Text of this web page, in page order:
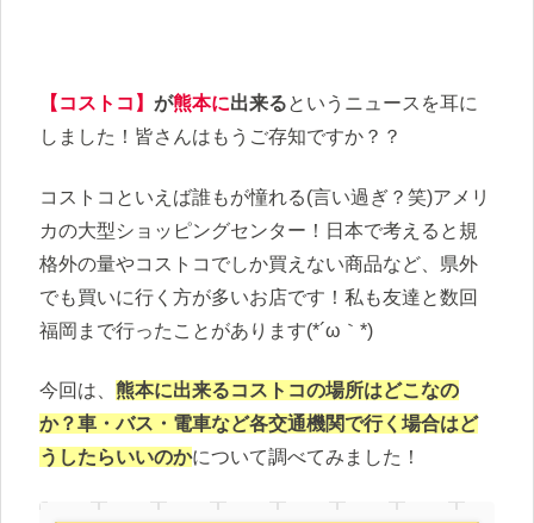
【コストコ】 が熊本に出来るというニュースを耳に
しました！皆さんはもうご存知ですか？？
コストコといえば誰もが憧れる(言い過ぎ？笑)アメリ
カの大型ショッピングセンター！日本で考えると規
格外の量やコストコでしか買えない商品など、県外
でも買いに行く方が多いお店です！私も友達と数回
福岡まで行ったことがあります(*´ω｀*)
今回は、 熊本に出来るコストコの場所はどこなの
か？車・バス・電車など各交通機関で行く場合はど
うしたらいいのかについて調べてみました！